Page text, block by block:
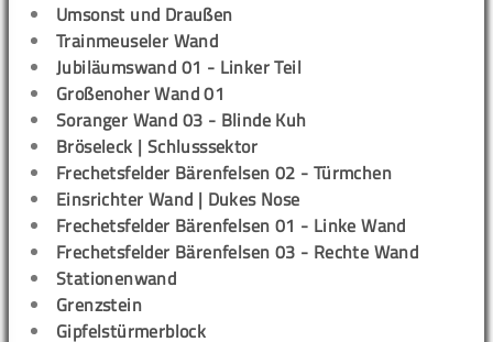
Umsonst und Draußen
Trainmeuseler Wand
Jubiläumswand 01 - Linker Teil
Großenoher Wand 01
Soranger Wand 03 - Blinde Kuh
Bröseleck | Schlusssektor
Frechetsfelder Bärenfelsen 02 - Türmchen
Einsrichter Wand | Dukes Nose
Frechetsfelder Bärenfelsen 01 - Linke Wand
Frechetsfelder Bärenfelsen 03 - Rechte Wand
Stationenwand
Grenzstein
Gipfelstürmerblock